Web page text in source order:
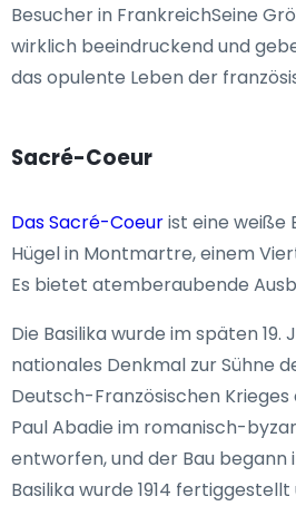
Besucher in FrankreichSeine
wirklich beeindruckend und
das opulente Leben der
Sacré-Coeur
Das Sacré-Coeurist eine weiße
Hügel in Montmartre, einem
Es bietet atemberaubende
Die Basilika wurde im späten 19.
nationales Denkmal zur Sühne
Deutsch-Französischen
Paul Abadie im romanisch-
entworfen, und der Bau begann
Basilika wurde 1914 fertiggestellt